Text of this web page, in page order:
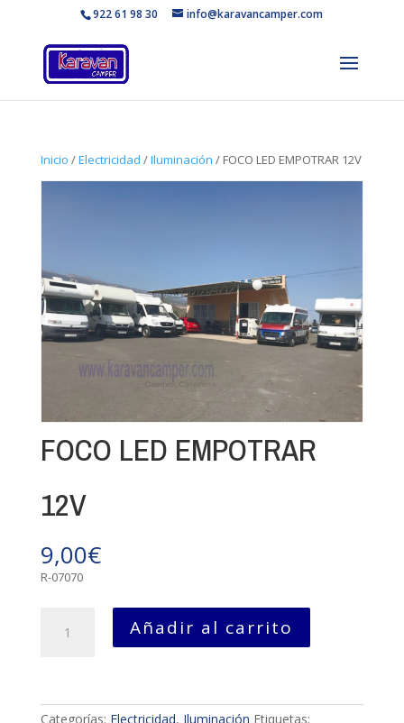
922 61 98 30 info@karavancamper.com
Inicio /Electricidad /Iluminación / FOCO LED EMPOTRAR 12V
FOCO LED EMPOTRAR
12V
9,00€
R-07070
Añadir al carrito
Categorías: Electricidad, Iluminación Etiquetas: